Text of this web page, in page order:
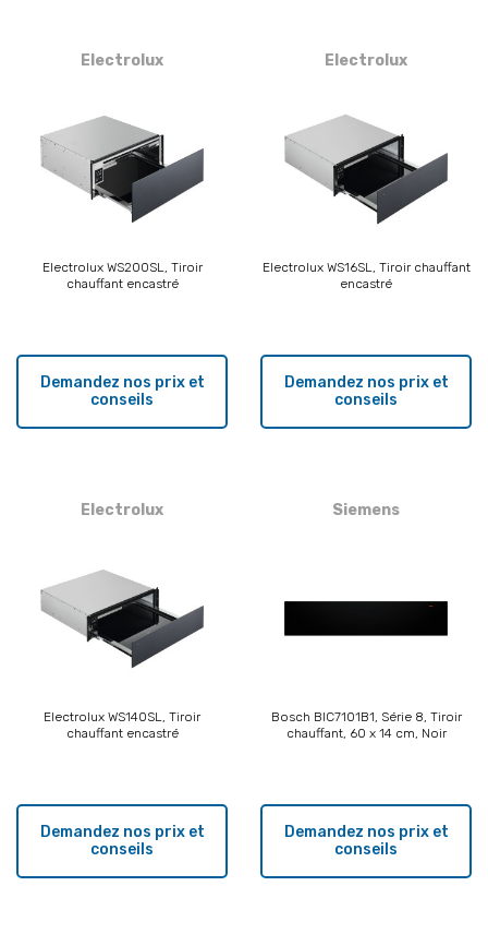
Electrolux
Electrolux WS200SL, Tiroir
chauffant encastré
Demandez nos prix et
conseils
Electrolux
Electrolux WS16SL, Tiroir chauffant
encastré
Demandez nos prix et
conseils
Electrolux
Electrolux WS140SL, Tiroir
chauffant encastré
Demandez nos prix et
conseils
Siemens
Bosch BIC7101B1, Série 8, Tiroir
chauffant, 60 x 14 cm, Noir
Demandez nos prix et
conseils